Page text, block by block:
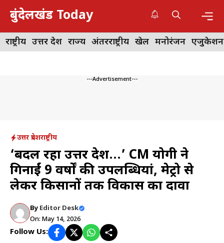
Skip
content
बुंदेलखंड Today
राष्ट्रीय उत्तर प्रदेश राज्य अंतरराष्ट्रीय खेल मनोरंजन एजुकेशन
---Advertisement---
उत्तर प्रदेशराष्ट्रीय
‘बदल रहा उत्तर प्रदेश…’ CM योगी ने
गिनाईं 9 वर्षों की उपलब्धियां, मेट्रो से
लेकर किसानों तक विकास का दावा
By Editor Desk
On: May 14, 2026
Follow Us: